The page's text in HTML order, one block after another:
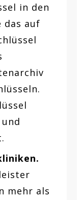
in den
das auf
mehr als